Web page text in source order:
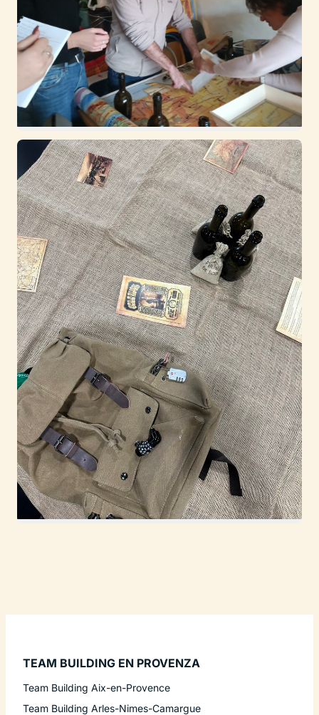
TEAM BUILDING EN PROVENZA
Team Building Aix-en-Provence
Team Building Arles-Nimes-Camargue